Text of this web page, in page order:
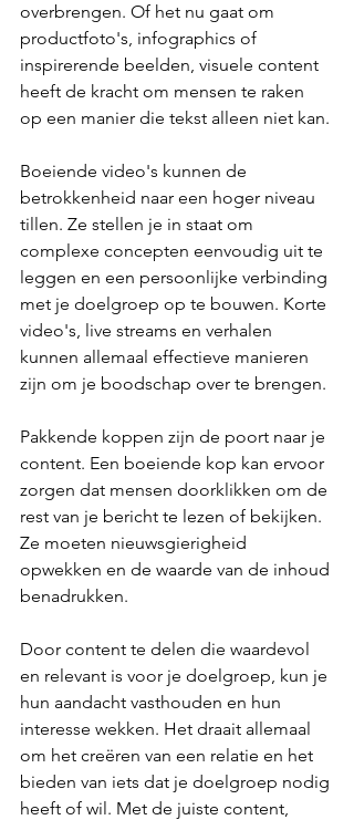
overbrengen. Of het nu gaat om
productfoto's, infographics of
inspirerende beelden, visuele content
heeft de kracht om mensen te raken
op een manier die tekst alleen niet kan.
Boeiende video's kunnen de
betrokkenheid naar een hoger niveau
tillen. Ze stellen je in staat om
complexe concepten eenvoudig uit te
leggen en een persoonlijke verbinding
met je doelgroep op te bouwen. Korte
video's, live streams en verhalen
kunnen allemaal effectieve manieren
zijn om je boodschap over te brengen.
Pakkende koppen zijn de poort naar je
content. Een boeiende kop kan ervoor
zorgen dat mensen doorklikken om de
rest van je bericht te lezen of bekijken.
Ze moeten nieuwsgierigheid
opwekken en de waarde van de inhoud
benadrukken.
Door content te delen die waardevol
en relevant is voor je doelgroep, kun je
hun aandacht vasthouden en hun
interesse wekken. Het draait allemaal
om het creëren van een relatie en het
bieden van iets dat je doelgroep nodig
heeft of wil. Met de juiste content,